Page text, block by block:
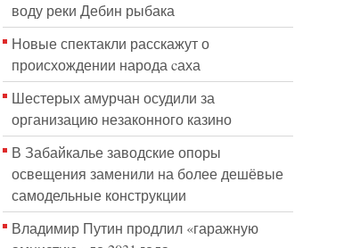
воду реки Дебин рыбака
Новые спектакли расскажут о
происхождении народа cаха
Шестерых амурчан осудили за
организацию незаконного казино
В Забайкалье заводские опоры
освещения заменили на более дешёвые
самодельные конструкции
Владимир Путин продлил «гаражную